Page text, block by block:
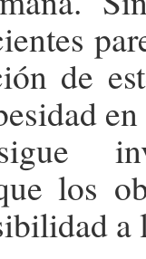
de
los
a